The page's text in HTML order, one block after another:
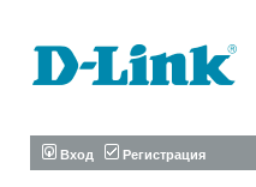
Вход Регистрация